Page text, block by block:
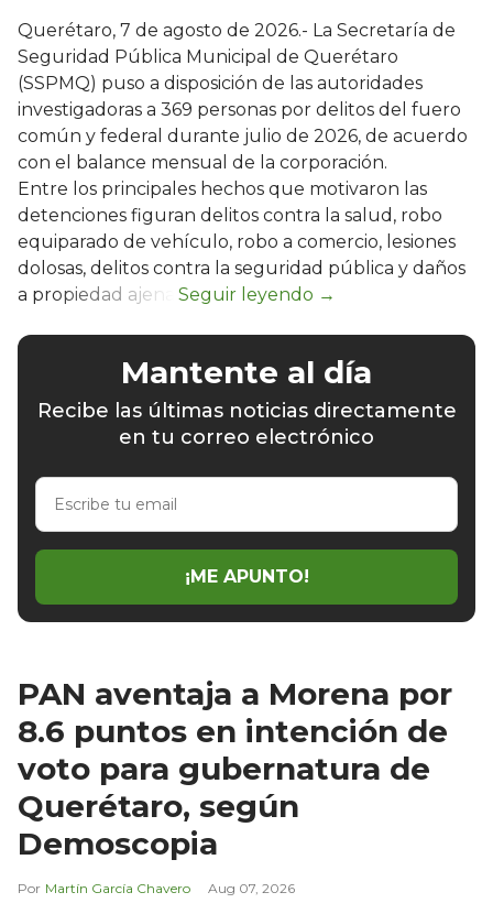
Querétaro, 7 de agosto de 2026.- La Secretaría de
Seguridad Pública Municipal de Querétaro
(SSPMQ) puso a disposición de las autoridades
investigadoras a 369 personas por delitos del fuero
común y federal durante julio de 2026, de acuerdo
con el balance mensual de la corporación.
Entre los principales hechos que motivaron las
detenciones figuran delitos contra la salud, robo
equiparado de vehículo, robo a comercio, lesiones
dolosas, delitos contra la seguridad pública y daños
a propiedad ajena.
Mantente al día
Recibe las últimas noticias directamente
en tu correo electrónico
Escribe
email
¡ME APUNTO!
PAN aventaja a Morena por
8.6 puntos en intención de
voto para gubernatura de
Querétaro, según
Demoscopia
Martín García Chavero Aug 07, 2026